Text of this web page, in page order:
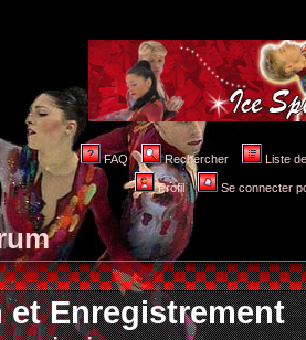
FAQ Rechercher Liste
Profil Se connecter
et Enregistrement